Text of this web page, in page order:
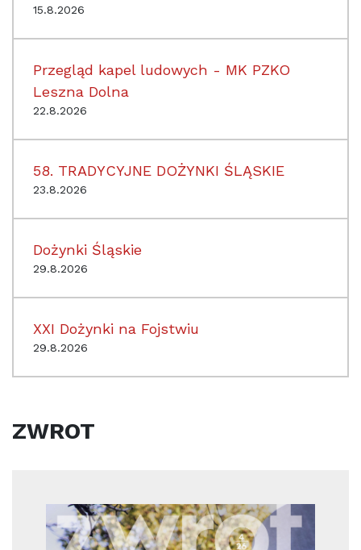
15.8.2026
Przegląd kapel ludowych - MK PZKO
Leszna Dolna
22.8.2026
58. TRADYCYJNE DOŻYNKI ŚLĄSKIE
23.8.2026
Dożynki Śląskie
29.8.2026
XXI Dożynki na Fojstwiu
29.8.2026
ZWROT